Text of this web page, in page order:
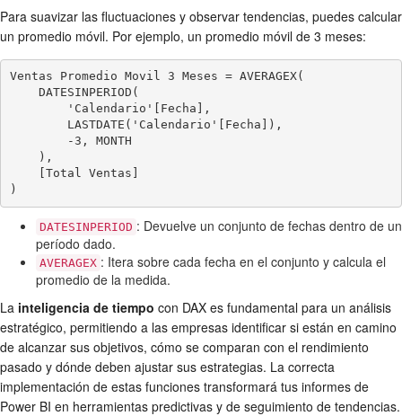
Para suavizar las fluctuaciones y observar tendencias, puedes calcular
un promedio móvil. Por ejemplo, un promedio móvil de 3 meses:
Ventas Promedio Movil 3 Meses = AVERAGEX(
)
DATESINPERIOD : Devuelve un conjunto de fechas dentro de un
período dado.
AVERAGEX : Itera sobre cada fecha en el conjunto y calcula el
promedio de la medida.
La inteligencia de tiempo con DAX es fundamental para un análisis
estratégico, permitiendo a las empresas identificar si están en camino
de alcanzar sus objetivos, cómo se comparan con el rendimiento
pasado y dónde deben ajustar sus estrategias. La correcta
implementación de estas funciones transformará tus informes de
Power BI en herramientas predictivas y de seguimiento de tendencias.